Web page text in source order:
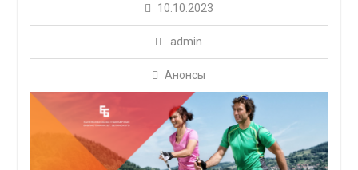
10.10.2023
admin
Анонсы